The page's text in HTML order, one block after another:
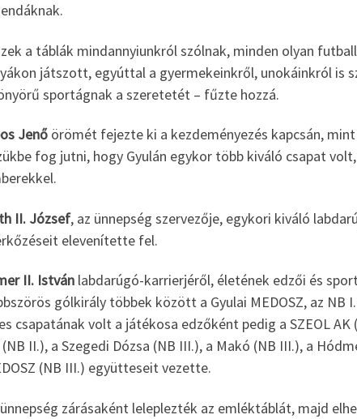
a táblák mindannyiunkról szólnak, minden olyan
játszott, egyúttal a gyermekeinkről, unokáinkról is
sportágnak a szeretetét – fűzte hozzá.
Jenő örömét fejezte ki a kezdeményezés kapcsán,
fog jutni, hogy Gyulán egykor több kiváló csapat
II. József, az ünnepség szervezője, egykori kiváló
elevenítette fel.
II. István labdarúgó-karrierjéről, életének edzői és
gólkirály többek között a Gyulai MEDOSZ, az NB
csapatának volt a játékosa edzőként pedig a SZEOL AK
II.), a Szegedi Dózsa (NB III.), a Makó (NB III.), a
(NB III.) együtteseit vezette.
zárásaként leleplezték az emléktáblát, majd